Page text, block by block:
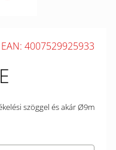
EAN: 4007529925933
szöggel és akár Ø9m